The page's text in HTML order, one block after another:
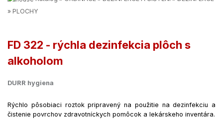
» PLOCHY
FD 322 - rýchla dezinfekcia plôch s
alkoholom
DURR hygiena
Rýchlo pôsobiaci roztok pripravený na použitie na dezinfekciu a
čistenie povrchov zdravotníckych pomôcok a lekárskeho inventára.